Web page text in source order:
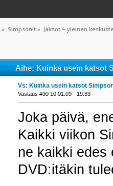
» Simpsonit» Jaksot – yleinen
Aihe: Kuinka usein katsot
Vs: Kuinka usein katsot
Vastaus #90 10.01.09 - 19:33
Joka päivä,
Kaikki viikon
ne kaikki
DVD:itäkin